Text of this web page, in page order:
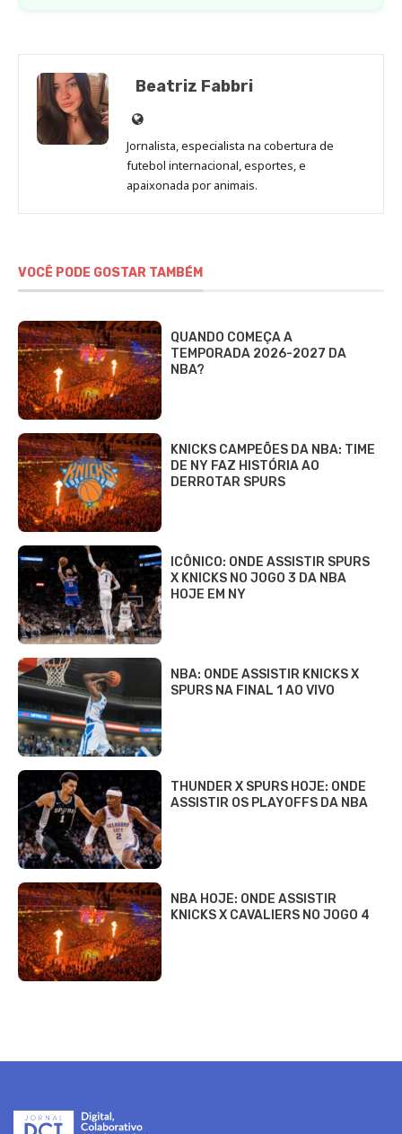
Beatriz Fabbri
Site
de
Beatriz
Fabbri
Jornalista, especialista na cobertura de
futebol internacional, esportes, e
apaixonada por animais.
VOCÊ PODE GOSTAR TAMBÉM
QUANDO COMEÇA A
TEMPORADA 2026-2027 DA
NBA?
KNICKS CAMPEÕES DA NBA: TIME
DE NY FAZ HISTÓRIA AO
DERROTAR SPURS
ICÔNICO: ONDE ASSISTIR SPURS
X KNICKS NO JOGO 3 DA NBA
HOJE EM NY
NBA: ONDE ASSISTIR KNICKS X
SPURS NA FINAL 1 AO VIVO
THUNDER X SPURS HOJE: ONDE
ASSISTIR OS PLAYOFFS DA NBA
NBA HOJE: ONDE ASSISTIR
KNICKS X CAVALIERS NO JOGO 4